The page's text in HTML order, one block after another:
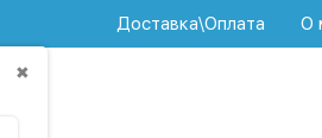
✖
Доставка\Оплата О